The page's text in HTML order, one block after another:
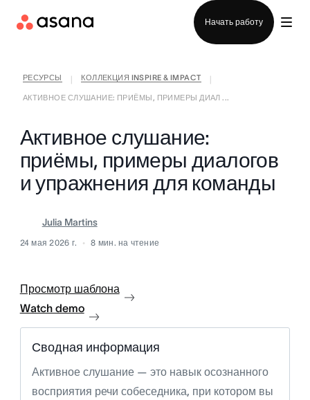
Начать работу
РЕСУРСЫ КОЛЛЕКЦИЯ INSPIRE & IMPACT
АКТИВНОЕ СЛУШАНИЕ: ПРИЁМЫ, ПРИМЕРЫ ДИАЛ ...
Активное слушание:
приёмы, примеры диалогов
и упражнения для команды
Julia Martins
24 мая 2026 г. 8 мин. на чтение
Просмотр шаблона
Watch demo
Сводная информация
Активное слушание — это навык осознанного
восприятия речи собеседника, при котором вы